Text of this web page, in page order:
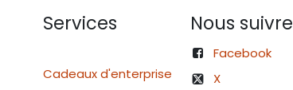
Services
Cadeaux d'enterprise
Nous suivre
Facebook
X